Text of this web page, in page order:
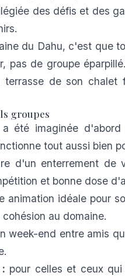
des défis et des
du Dahu, c'est que
pas de groupe
de son chalet
groupes
été imaginée d'abord
tout aussi bien
d'un enterrement
et bonne dose
animation idéale pour
au domaine.
week-end entre amis
pour celles et ceux